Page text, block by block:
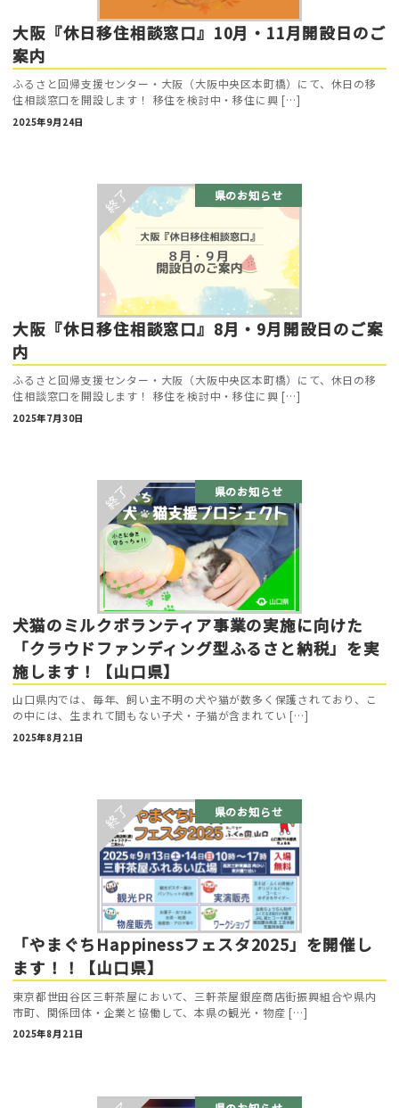
大阪『休日移住相談窓口』10月・11月開設日のご
案内
ふるさと回帰支援センター・大阪（大阪中央区本町橋）にて、休日の移
住相談窓口を開設します！ 移住を検討中・移住に興 […]
2025年9月24日
県のお知らせ
大阪『休日移住相談窓口』8月・9月開設日のご案
内
ふるさと回帰支援センター・大阪（大阪中央区本町橋）にて、休日の移
住相談窓口を開設します！ 移住を検討中・移住に興 […]
2025年7月30日
県のお知らせ
犬猫のミルクボランティア事業の実施に向けた
「クラウドファンディング型ふるさと納税」を実
施します！【山口県】
山口県内では、毎年、飼い主不明の犬や猫が数多く保護されており、こ
の中には、生まれて間もない子犬・子猫が含まれてい […]
2025年8月21日
県のお知らせ
「やまぐちHappinessフェスタ2025」を開催し
ます！！【山口県】
東京都世田谷区三軒茶屋において、三軒茶屋銀座商店街振興組合や県内
市町、関係団体・企業と協働して、本県の観光・物産 […]
2025年8月21日